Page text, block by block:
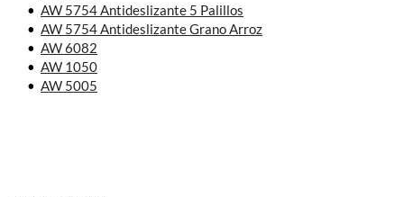
• AW 5754 Antideslizante 5 Palillos
• AW 5754 Antideslizante Grano Arroz
• AW 6082
• AW 1050
• AW 5005